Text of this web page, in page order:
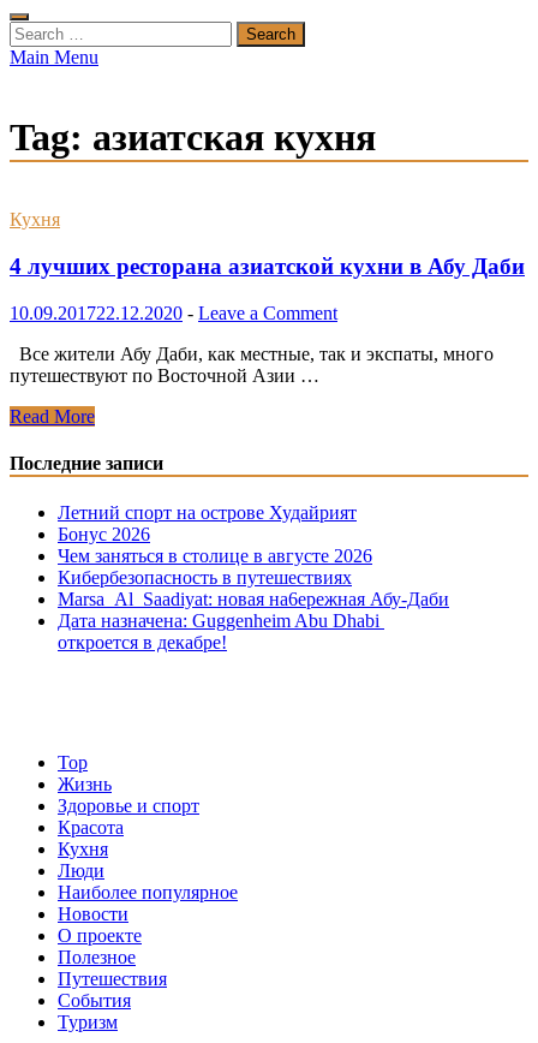
Search
for:
Main Menu
Tag: азиатская кухня
Кухня
4 лучших ресторана азиатской кухни в Абу Даби
10.09.201722.12.2020 - Leave a Comment
Все жители Абу Даби, как местные, так и экспаты, много
путешествуют по Восточной Азии …
4
ресторана
азиатской
Абу
Даби
Read More
Последние записи
Летний спорт на острове Худайрият
Бонус 2026
Чем заняться в столице в августе 2026
Кибербезопасность в путешествиях
Marsa Al Saadiyat: новая на6ережная Абу-Даби
Дата назначена: Guggenheim Abu Dhabi
откроется в декабре!
Top
Жизнь
Здоровье и спорт
Красота
Кухня
Люди
Наиболее популярное
Новости
О проекте
Полезное
Путешествия
События
Туризм